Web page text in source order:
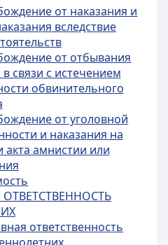
от наказания и
вследствие
от отбывания
связи с истечением
обвинительного
от уголовной
и наказания на
акта амнистии или
ответственность